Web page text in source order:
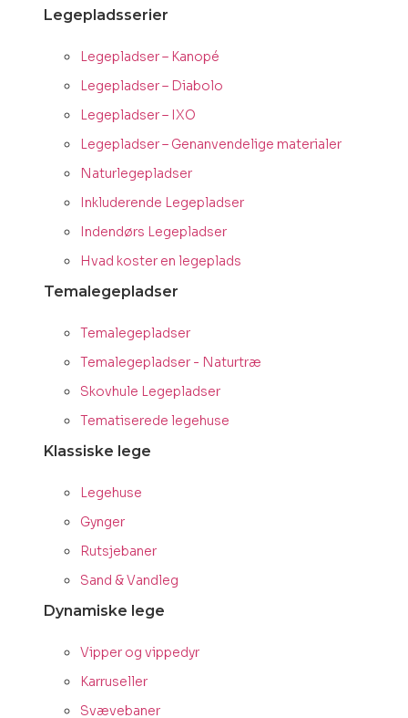
Legepladsserier
Legepladser – Kanopé
Legepladser – Diabolo
Legepladser – IXO
Legepladser – Genanvendelige materialer
Naturlegepladser
Inkluderende Legepladser
Indendørs Legepladser
Hvad koster en legeplads
Temalegepladser
Temalegepladser
Temalegepladser - Naturtræ
Skovhule Legepladser
Tematiserede legehuse
Klassiske lege
Legehuse
Gynger
Rutsjebaner
Sand & Vandleg
Dynamiske lege
Vipper og vippedyr
Karruseller
Svævebaner